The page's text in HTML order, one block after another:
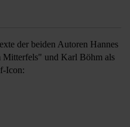
der beiden Autoren Hannes
Mitterfels" und Karl Böhm als
Icon: